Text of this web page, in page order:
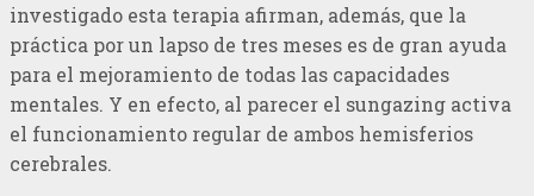
investigado esta terapia afirman, además, que la
práctica por un lapso de tres meses es de gran ayuda
para el mejoramiento de todas las capacidades
mentales. Y en efecto, al parecer el sungazing activa
el funcionamiento regular de ambos hemisferios
cerebrales.